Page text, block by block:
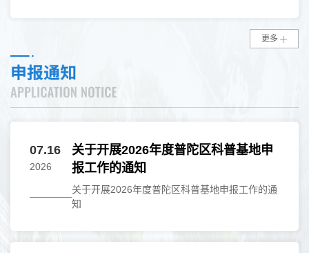
更多
07.16
2026
关于开展2026年度普陀区科普基地申
报工作的通知
关于开展2026年度普陀区科普基地申报工作的通
知